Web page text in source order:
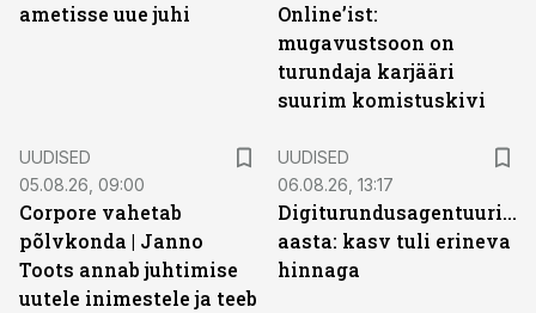
ametisse uue juhi
Online’ist:
mugavustsoon on
turundaja karjääri
suurim komistuskivi
UUDISED
05.08.26, 09:00
Corpore vahetab
põlvkonda | Janno
Toots annab juhtimise
uutele inimestele ja teeb
UUDISED
06.08.26, 13:17
Digiturundusagentuuride
aasta: kasv tuli erineva
hinnaga